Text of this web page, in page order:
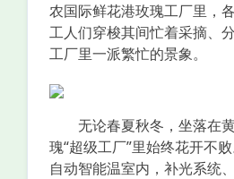
农国际鲜花港玫瑰工厂里，
工人们穿梭其间忙着采摘、
工厂里一派繁忙的景象。
无论春夏秋冬，坐落在黄
瑰“超级工厂”里始终花开不
自动智能温室内，补光系统